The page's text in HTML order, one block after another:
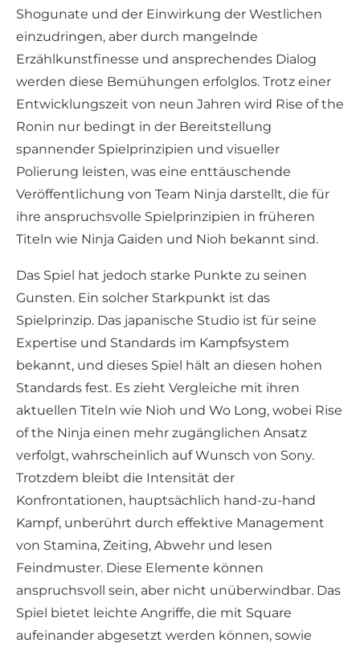
Shogunate und der Einwirkung der Westlichen
einzudringen, aber durch mangelnde
Erzählkunstfinesse und ansprechendes Dialog
werden diese Bemühungen erfolglos. Trotz einer
Entwicklungszeit von neun Jahren wird Rise of the
Ronin nur bedingt in der Bereitstellung
spannender Spielprinzipien und visueller
Polierung leisten, was eine enttäuschende
Veröffentlichung von Team Ninja darstellt, die für
ihre anspruchsvolle Spielprinzipien in früheren
Titeln wie Ninja Gaiden und Nioh bekannt sind.
Das Spiel hat jedoch starke Punkte zu seinen
Gunsten. Ein solcher Starkpunkt ist das
Spielprinzip. Das japanische Studio ist für seine
Expertise und Standards im Kampfsystem
bekannt, und dieses Spiel hält an diesen hohen
Standards fest. Es zieht Vergleiche mit ihren
aktuellen Titeln wie Nioh und Wo Long, wobei Rise
of the Ninja einen mehr zugänglichen Ansatz
verfolgt, wahrscheinlich auf Wunsch von Sony.
Trotzdem bleibt die Intensität der
Konfrontationen, hauptsächlich hand-zu-hand
Kampf, unberührt durch effektive Management
von Stamina, Zeiting, Abwehr und lesen
Feindmuster. Diese Elemente können
anspruchsvoll sein, aber nicht unüberwindbar. Das
Spiel bietet leichte Angriffe, die mit Square
aufeinander abgesetzt werden können, sowie